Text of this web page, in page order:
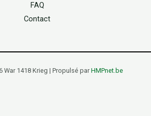
FAQ
Contact
War 1418 Krieg | Propulsé par HMPnet.be